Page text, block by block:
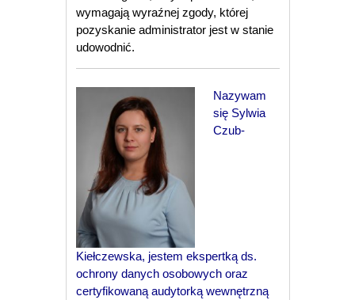
wymagają wyraźnej zgody, której
pozyskanie administrator jest w stanie
udowodnić.
Nazywam
się Sylwia
Czub-
Kiełczewska, jestem ekspertką ds.
ochrony danych osobowych oraz
certyfikowaną audytorką wewnętrzną